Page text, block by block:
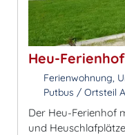
Heu-Ferienhof
Ferienwohnung,
Putbus / Ortsteil
Der Heu-Ferienhof
und